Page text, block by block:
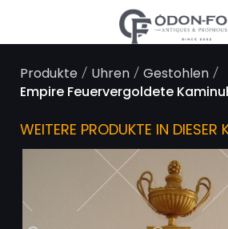
Produkte/ Uhren/Gestohlen/
Empire Feuervergoldete
WEITERE PRODUKTE IN DIESER